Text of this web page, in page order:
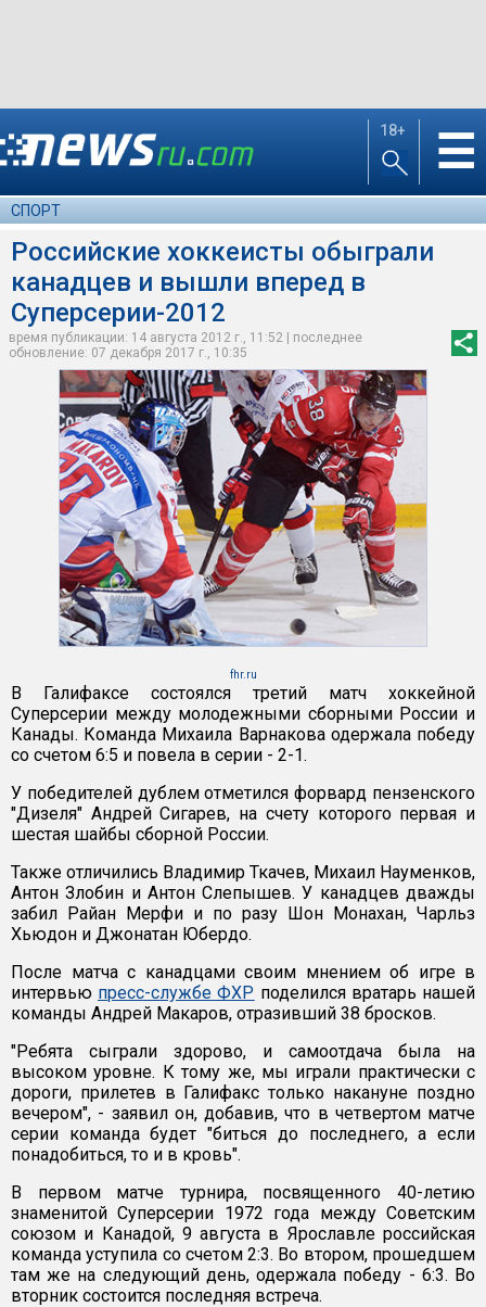
18+ ☰
СПОРТ
Российские хоккеисты обыграли
канадцев и вышли вперед в
Суперсерии-2012
время публикации: 14 августа 2012 г., 11:52 | последнее
обновление: 07 декабря 2017 г., 10:35
fhr.ru
В Галифаксе состоялся третий матч хоккейной
Суперсерии между молодежными сборными России и
Канады. Команда Михаила Варнакова одержала победу
со счетом 6:5 и повела в серии - 2-1.
У победителей дублем отметился форвард пензенского
"Дизеля" Андрей Сигарев, на счету которого первая и
шестая шайбы сборной России.
Также отличились Владимир Ткачев, Михаил Науменков,
Антон Злобин и Антон Слепышев. У канадцев дважды
забил Райан Мерфи и по разу Шон Монахан, Чарльз
Хьюдон и Джонатан Юбердо.
После матча с канадцами своим мнением об игре в
интервью пресс-службе ФХР поделился вратарь нашей
команды Андрей Макаров, отразивший 38 бросков.
"Ребята сыграли здорово, и самоотдача была на
высоком уровне. К тому же, мы играли практически с
дороги, прилетев в Галифакс только накануне поздно
вечером", - заявил он, добавив, что в четвертом матче
серии команда будет "биться до последнего, а если
понадобиться, то и в кровь".
В первом матче турнира, посвященного 40-летию
знаменитой Суперсерии 1972 года между Советским
союзом и Канадой, 9 августа в Ярославле российская
команда уступила со счетом 2:3. Во втором, прошедшем
там же на следующий день, одержала победу - 6:3. Во
вторник состоится последняя встреча.